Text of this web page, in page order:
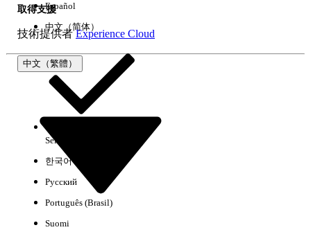
以下是搜尋小祕訣
取得支援
技術提供者Experience Cloud
中文（繁體）
Español
中文（简体）
Select Org
한국어
Русский
Português (Brasil)
Suomi